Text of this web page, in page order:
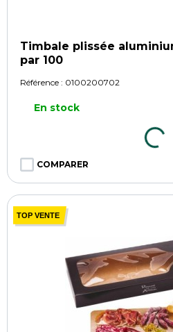
Timbale plissée
par 100
Référence : 0100200702
En stock
COMPARER
TOP VENTE